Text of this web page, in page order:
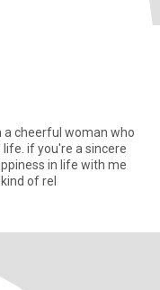
a cheerful woman who
in life with me
of rel